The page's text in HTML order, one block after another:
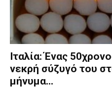
Ιταλία: Ένας
νεκρή σύζυγό του
μήνυμα...